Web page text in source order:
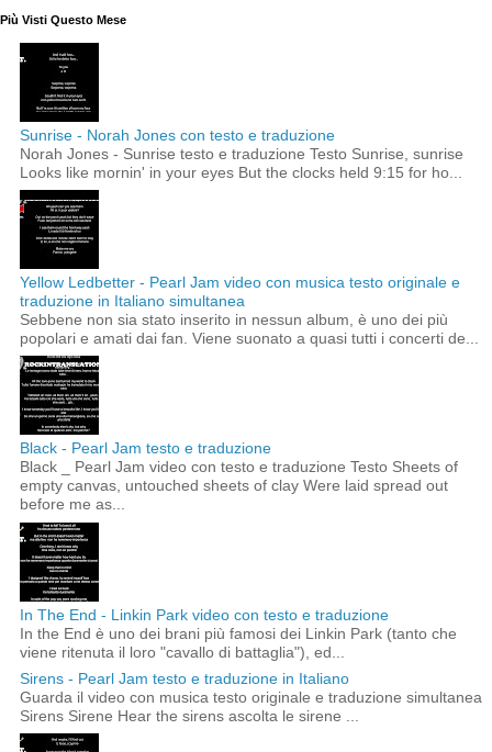
Più Visti Questo Mese
Sunrise - Norah Jones con testo e traduzione
Norah Jones - Sunrise testo e traduzione Testo Sunrise, sunrise
Looks like mornin' in your eyes But the clocks held 9:15 for ho...
Yellow Ledbetter - Pearl Jam video con musica testo originale e
traduzione in Italiano simultanea
Sebbene non sia stato inserito in nessun album, è uno dei più
popolari e amati dai fan. Viene suonato a quasi tutti i concerti de...
Black - Pearl Jam testo e traduzione
Black _ Pearl Jam video con testo e traduzione Testo Sheets of
empty canvas, untouched sheets of clay Were laid spread out
before me as...
In The End - Linkin Park video con testo e traduzione
In the End è uno dei brani più famosi dei Linkin Park (tanto che
viene ritenuta il loro "cavallo di battaglia"), ed...
Sirens - Pearl Jam testo e traduzione in Italiano
Guarda il video con musica testo originale e traduzione simultanea
Sirens Sirene Hear the sirens ascolta le sirene ...